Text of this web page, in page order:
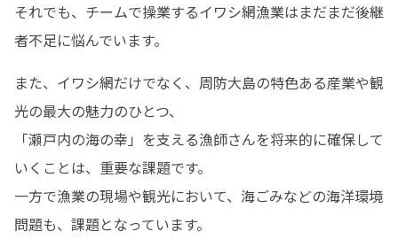
それでも、チームで操業するイワシ網漁業はまだまだ後継
者不足に悩んでいます。
また、イワシ網だけでなく、周防大島の特色ある産業や観
光の最大の魅力のひとつ、
「瀬戸内の海の幸」を支える漁師さんを将来的に確保して
いくことは、重要な課題です。
一方で漁業の現場や観光において、海ごみなどの海洋環境
問題も、課題となっています。